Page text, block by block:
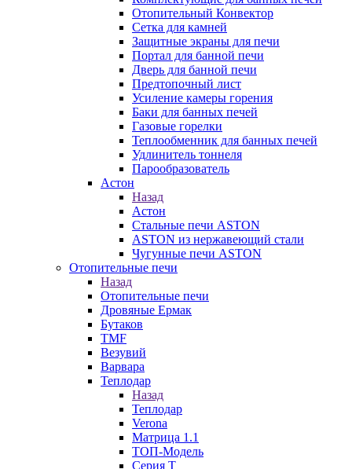
Отопительный Конвектор
Сетка для камней
Защитные экраны для печи
Портал для банной печи
Дверь для банной печи
Предтопочный лист
Усиление камеры горения
Баки для банных печей
Газовые горелки
Теплообменник для банных печей
Удлинитель тоннеля
Парообразователь
Астон
Назад
Астон
Стальные печи ASTON
ASTON из нержавеющий стали
Чугунные печи ASTON
Отопительные печи
Назад
Отопительные печи
Дровяные Ермак
Бутаков
TMF
Везувий
Варвара
Теплодар
Назад
Теплодар
Verona
Матрица 1.1
ТОП-Модель
Серия Т